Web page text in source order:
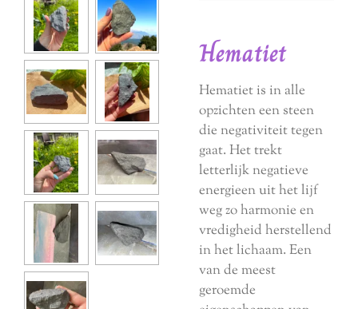
Hematiet
Hematiet is in alle
opzichten een steen
die negativiteit tegen
gaat. Het trekt
letterlijk negatieve
energieen uit het lijf
weg zo harmonie en
vredigheid herstellend
in het lichaam. Een
van de meest
geroemde